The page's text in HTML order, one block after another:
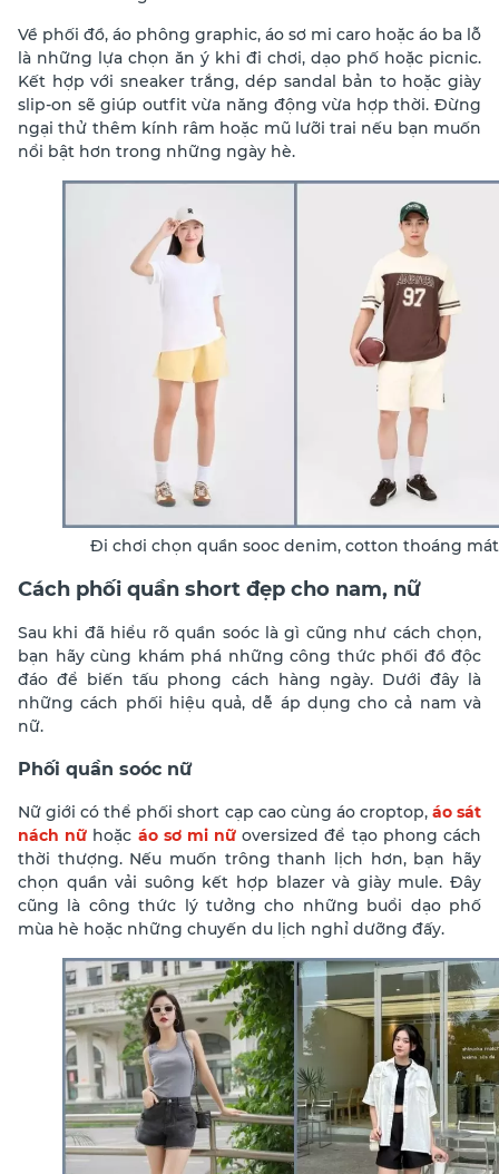
Về phối đồ, áo phông graphic, áo sơ mi caro hoặc áo ba lỗ
là những lựa chọn ăn ý khi đi chơi, dạo phố hoặc picnic.
Kết hợp với sneaker trắng, dép sandal bản to hoặc giày
slip-on sẽ giúp outfit vừa năng động vừa hợp thời. Đừng
ngại thử thêm kính râm hoặc mũ lưỡi trai nếu bạn muốn
nổi bật hơn trong những ngày hè.
Đi chơi chọn quần sooc denim, cotton thoáng mát
Cách phối quần short đẹp cho nam, nữ
Sau khi đã hiểu rõ quần soóc là gì cũng như cách chọn,
bạn hãy cùng khám phá những công thức phối đồ độc
đáo để biến tấu phong cách hàng ngày. Dưới đây là
những cách phối hiệu quả, dễ áp dụng cho cả nam và
nữ.
Phối quần soóc nữ
Nữ giới có thể phối short cạp cao cùng áo croptop, áo sát
nách nữ hoặc áo sơ mi nữ oversized để tạo phong cách
thời thượng. Nếu muốn trông thanh lịch hơn, bạn hãy
chọn quần vải suông kết hợp blazer và giày mule. Đây
cũng là công thức lý tưởng cho những buổi dạo phố
mùa hè hoặc những chuyến du lịch nghỉ dưỡng đấy.